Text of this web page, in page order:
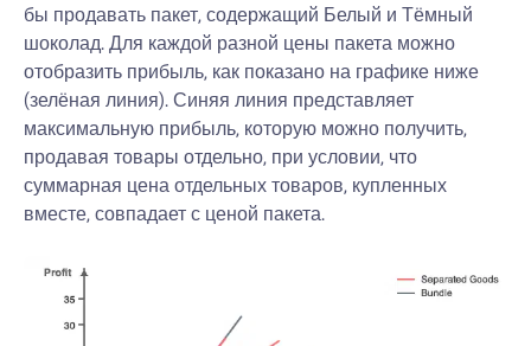
бы продавать пакет, содержащий Белый и Тёмный
шоколад. Для каждой разной цены пакета можно
отобразить прибыль, как показано на графике ниже
(зелёная линия). Синяя линия представляет
максимальную прибыль, которую можно получить,
продавая товары отдельно, при условии, что
суммарная цена отдельных товаров, купленных
вместе, совпадает с ценой пакета.